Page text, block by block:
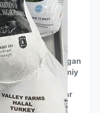
restoranlar,
kabi tayyor halol
an'anaviy
deb hisoblaydigan
maxsus Islomiy
ishlanadi.
halol kurkalar
yoki